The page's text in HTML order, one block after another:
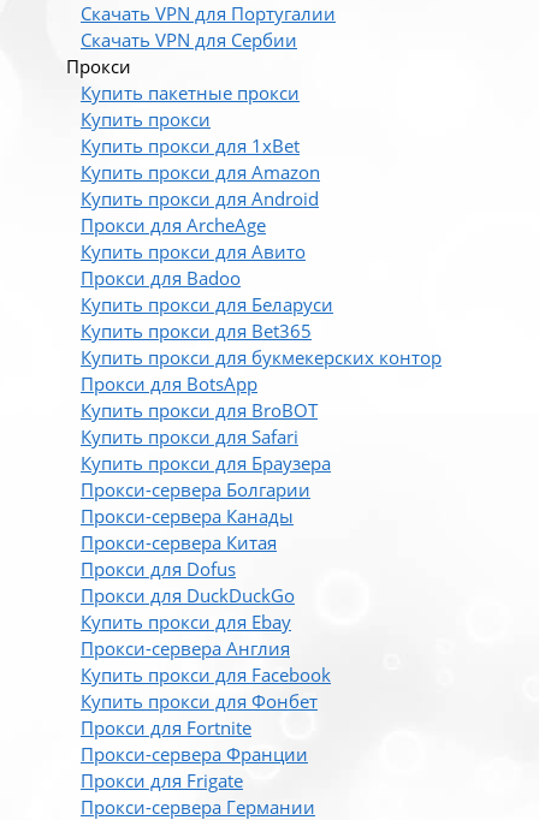
Скачать VPN для Португалии
Скачать VPN для Сербии
Прокси
Купить пакетные прокси
Купить прокси
Купить прокси для 1xBet
Купить прокси для Amazon
Купить прокси для Android
Прокси для ArcheAge
Купить прокси для Авито
Прокси для Badoo
Купить прокси для Беларуси
Купить прокси для Bet365
Купить прокси для букмекерских контор
Прокси для BotsApp
Купить прокси для BroBOT
Купить прокси для Safari
Купить прокси для Браузера
Прокси-сервера Болгарии
Прокси-сервера Канады
Прокси-сервера Китая
Прокси для Dofus
Прокси для DuckDuckGo
Купить прокси для Ebay
Прокси-сервера Англия
Купить прокси для Facebook
Купить прокси для Фонбет
Прокси для Fortnite
Прокси-сервера Франции
Прокси для Frigate
Прокси-сервера Германии